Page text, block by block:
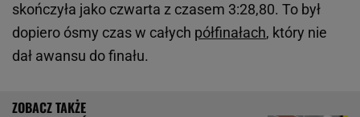
skończyła jako czwarta z czasem 3:28,80. To był
dopiero ósmy czas w całych półfinałach, który nie
dał awansu do finału.